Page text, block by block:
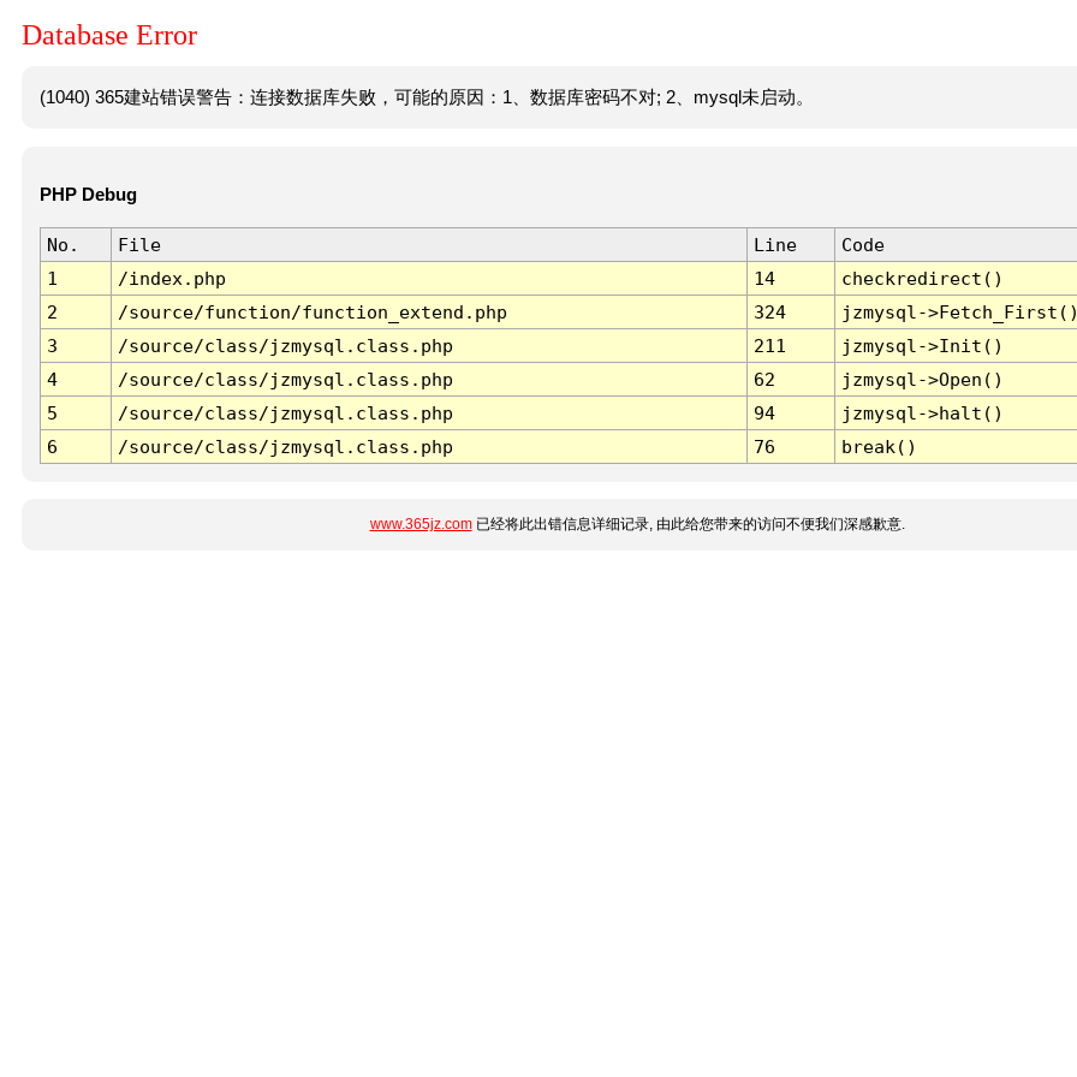
Database Error
(1040) 365建站错误警告：连接数据库失败，可能的原因：1、数据库密码不对; 2、mysql未启动。
PHP Debug
No. File Line
Code
1
/index.php 14
checkredirect()
2
/source/function/function_extend.php 324
jzmysql-
3
/source/class/jzmysql.class.php 211
jzmysql->Init()
4
/source/class/jzmysql.class.php 62
jzmysql->Open()
5
/source/class/jzmysql.class.php 94
jzmysql->halt()
6
/source/class/jzmysql.class.php 76 break()
www.365jz.com已经将此出错信息详细记录, 由此给您带来的访问不便我们深感歉意.